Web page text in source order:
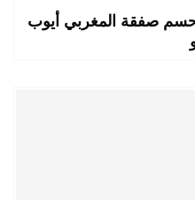
صفقة المغربي أيوب